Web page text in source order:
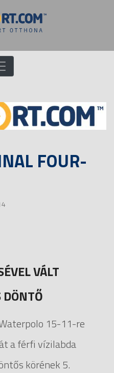
FOUR-
VÁLT
DÖNTŐ
15-11-re
a férfi vízilabda
körének 5.